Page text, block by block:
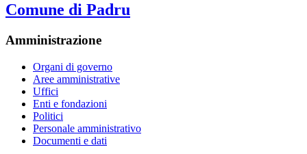
Comune di Padru
Amministrazione
Organi di governo
Aree amministrative
Uffici
Enti e fondazioni
Politici
Personale amministrativo
Documenti e dati